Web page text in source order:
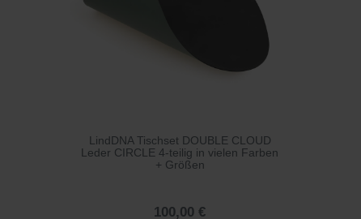
LindDNA Tischset DOUBLE CLOUD
Leder CIRCLE 4-teilig in vielen Farben
+ Größen
100,00 €